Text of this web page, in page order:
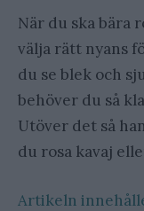
När du ska bära
välja rätt nyans
du se blek och
behöver du så
Utöver det så
du rosa kavaj
Artikeln